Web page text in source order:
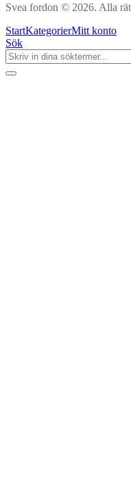
Svea fordon © 2026. Alla
StartKategorierMitt konto
Sök